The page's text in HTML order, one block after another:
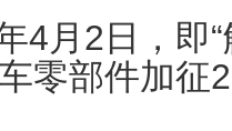
4月2日，即
零部件加征